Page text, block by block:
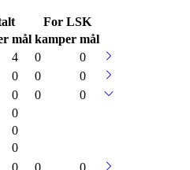
For LSK
mål kamper mål
4 0
0
0 0
0
0 0
0
0
0
0
0 0 0